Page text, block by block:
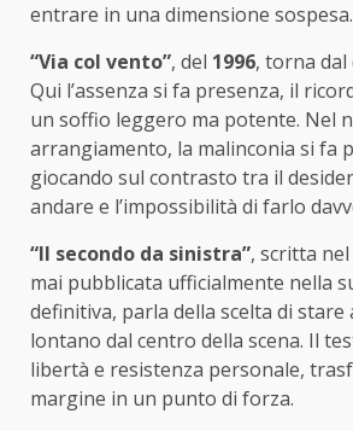
entrare in una dimensione sospesa.
“Via col vento”, del 1996, torna dal
Qui l’assenza si fa presenza, il
un soffio leggero ma potente. Nel
arrangiamento, la malinconia si fa
giocando sul contrasto tra il
andare e l’impossibilità di farlo
“Il secondo da sinistra”, scritta nel
mai pubblicata ufficialmente nella
definitiva, parla della scelta di stare
lontano dal centro della scena. Il
libertà e resistenza personale,
margine in un punto di forza.